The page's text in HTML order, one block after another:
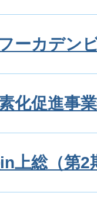
ーカデン
化促進事
上総（第2